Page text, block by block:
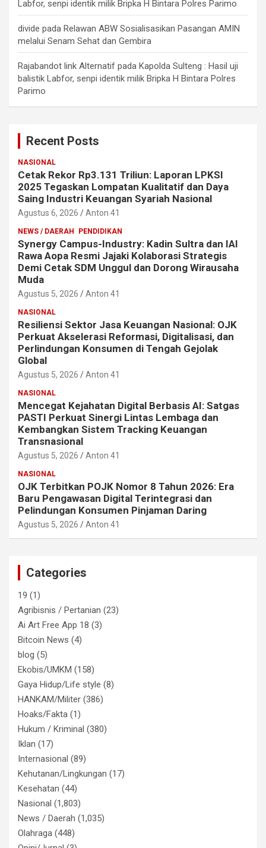
Labfor, senpi identik milik Bripka H Bintara Polres Parimo
divide pada Relawan ABW Sosialisasikan Pasangan AMIN
melalui Senam Sehat dan Gembira
Rajabandot link Alternatif pada Kapolda Sulteng : Hasil uji
balistik Labfor, senpi identik milik Bripka H Bintara Polres
Parimo
Recent Posts
NASIONAL
Cetak Rekor Rp3.131 Triliun: Laporan LPKSI
2025 Tegaskan Lompatan Kualitatif dan Daya
Saing Industri Keuangan Syariah Nasional
Agustus 6, 2026 Anton 41
NEWS / DAERAH PENDIDIKAN
Synergy Campus-Industry: Kadin Sultra dan IAI
Rawa Aopa Resmi Jajaki Kolaborasi Strategis
Demi Cetak SDM Unggul dan Dorong Wirausaha
Muda
Agustus 5, 2026 Anton 41
NASIONAL
Resiliensi Sektor Jasa Keuangan Nasional: OJK
Perkuat Akselerasi Reformasi, Digitalisasi, dan
Perlindungan Konsumen di Tengah Gejolak
Global
Agustus 5, 2026 Anton 41
NASIONAL
Mencegat Kejahatan Digital Berbasis AI: Satgas
PASTI Perkuat Sinergi Lintas Lembaga dan
Kembangkan Sistem Tracking Keuangan
Transnasional
Agustus 5, 2026 Anton 41
NASIONAL
OJK Terbitkan POJK Nomor 8 Tahun 2026: Era
Baru Pengawasan Digital Terintegrasi dan
Pelindungan Konsumen Pinjaman Daring
Agustus 5, 2026 Anton 41
Categories
19 (1)
Agribisnis / Pertanian (23)
Ai Art Free App 18 (3)
Bitcoin News (4)
blog (5)
Ekobis/UMKM (158)
Gaya Hidup/Life style (8)
HANKAM/Militer (386)
Hoaks/Fakta (1)
Hukum / Kriminal (380)
Iklan (17)
Internasional (89)
Kehutanan/Lingkungan (17)
Kesehatan (44)
Nasional (1,803)
News / Daerah (1,035)
Olahraga (448)